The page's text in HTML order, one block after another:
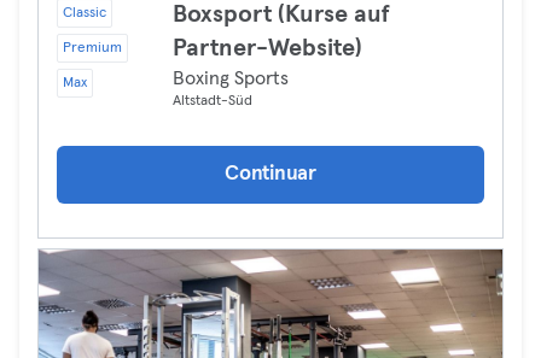
Classic
Premium
Max
Boxsport (Kurse auf
Partner-Website)
Boxing Sports
Altstadt-Süd
Continuar